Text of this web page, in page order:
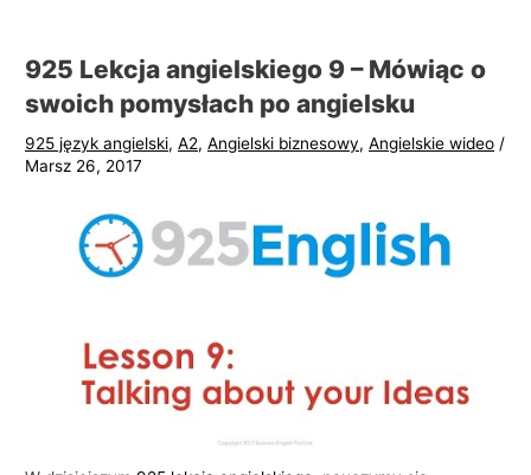
925 Lekcja angielskiego 9 – Mówiąc o
swoich pomysłach po angielsku
925 język angielski,A2,Angielski biznesowy,Angielskie wideo /
Marsz 26, 2017
a
a
n
g